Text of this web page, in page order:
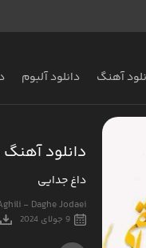
آهنگ دانلود آلبوم
دانلود آهنگ
داغ جدایی
- Daghe Jodaei
9 جولای 2024